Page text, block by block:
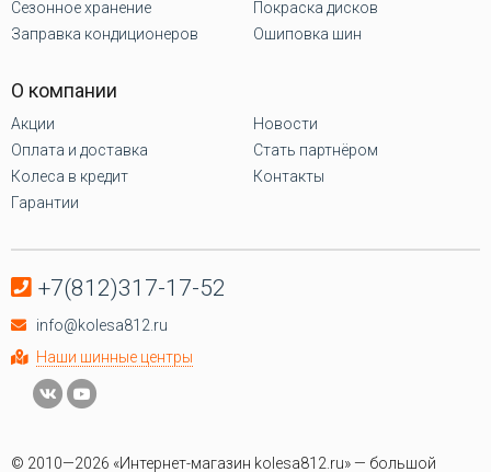
Сезонное хранение
Заправка кондиционеров
Покраска дисков
Ошиповка шин
О компании
Акции
Оплата и доставка
Колеса в кредит
Гарантии
Новости
Стать партнёром
Контакты
+7(812)317-17-52
info@kolesa812.ru
Наши шинные центры
© 2010—2026 «Интернет-магазин kolesa812.ru» — большой